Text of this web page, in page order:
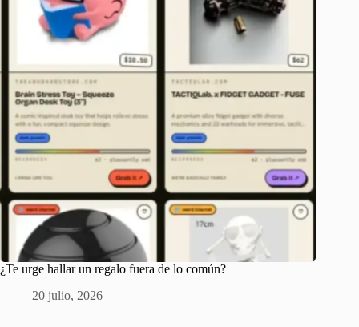
¿Te urge hallar un regalo fuera de lo común?
20 julio, 2026